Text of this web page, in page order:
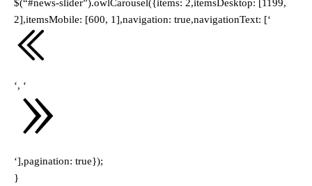
$(“#news-slider”).owlCarousel({items: 2,itemsDesktop: [1199,
2],itemsMobile: [600, 1],navigation: true,navigationText: [‘
‘, ‘
‘],pagination: true});
}